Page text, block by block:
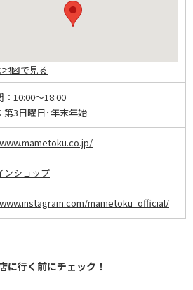
図で見る
10:00～18:00
第3日曜日･年末年始
ンショップ
mametoku_official/
に行く前にチェック！